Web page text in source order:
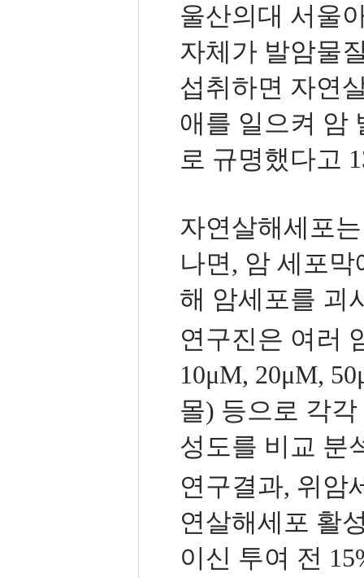
울산의대 서울
자체가 발암물
섭취하면 자연
애를 일으켜 암
로 규명했다고
자연살해세포
나면, 암 세포
해 암세포를 괴
연구진은 여러
10μM, 20μM,
몰) 등으로 각
성도를 비교 분
연구결과, 위암
연살해세포 활
이신 투여 전